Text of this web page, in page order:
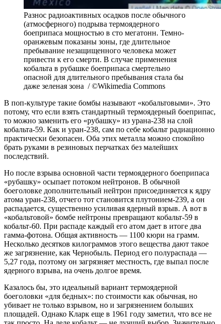
Разнос радиоактивных осадков после обычного
(атмосферного) подрыва термоядерного
боеприпаса мощностью в сто мегатонн. Темно-
оранжевым показаны зоны, где длительное
пребывание незащищенного человека может
привести к его смерти. В случае применения
кобальта в рубашке боеприпаса смертельно
опасной для длительного пребывания стала бы
даже зеленая зона / ©Wikimedia Commons
В поп-культуре такие бомбы называют «кобальтовыми». Это
потому, что если взять стандартный термоядерный боеприпас,
то можно заменить его «рубашку» из урана-238 на слой
кобальта-59. Как и уран-238, сам по себе кобальт радиационно
практически безопасен. Оба этих металла можно спокойно
брать руками в резиновых перчатках без малейших
последствий.
Но после взрыва основной части термоядерного боеприпаса
«рубашку» осыпает потоком нейтронов. В обычной
боеголовке дополнительный нейтрон присоединяется к ядру
атома уран-238, отчего тот становится плутонием-239, а он
распадается, существенно усиливая ядерный взрыв. А вот в
«кобальтовой» бомбе нейтроны превращают кобальт-59 в
кобальт-60. При распаде каждый его атом дает в итоге два
гамма-фотона. Общая активность — 1100 кюри на грамм.
Несколько десятков килограммов этого вещества дают такое
же загрязнение, как Чернобыль. Период его полураспада —
5,27 года, поэтому он загрязняет местность, где выпал после
ядерного взрыва, на очень долгое время.
Казалось бы, это идеальный вариант термоядерной
боеголовки «для бедных»: по стоимости как обычная, но
убивает не только взрывом, но и загрязнением больших
площадей. Однако Кларк еще в 1961 году заметил, что все не